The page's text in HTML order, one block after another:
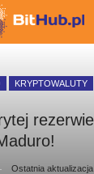
KRYPTOWALUTY
Ostatnia aktualizacja